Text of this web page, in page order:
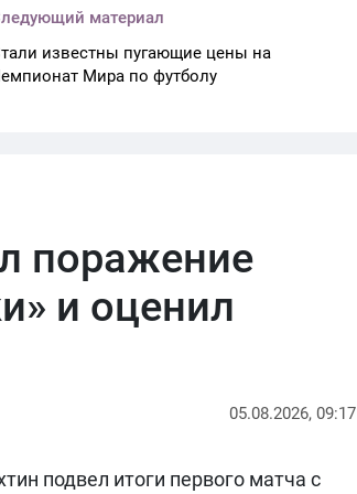
материал
известны пугающие цены на
Мира по футболу
поражение
и оценил
05.08.2026, 09:17
подвел итоги первого матча с